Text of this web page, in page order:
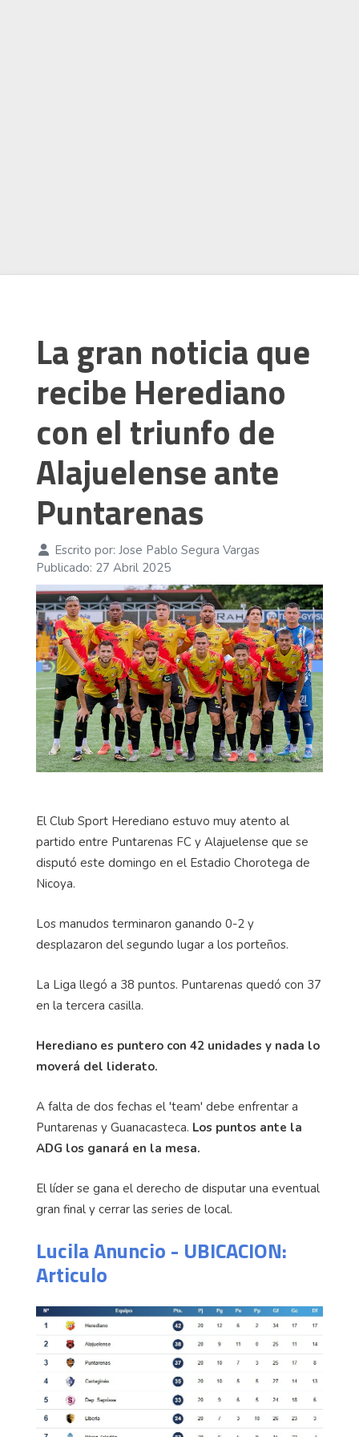
La gran noticia que
recibe Herediano
con el triunfo de
Alajuelense ante
Puntarenas
Escrito por: Jose Pablo Segura Vargas
Publicado: 27 Abril 2025
El Club Sport Herediano estuvo muy atento al
partido entre Puntarenas FC y Alajuelense que se
disputó este domingo en el Estadio Chorotega de
Nicoya.
Los manudos terminaron ganando 0-2 y
desplazaron del segundo lugar a los porteños.
La Liga llegó a 38 puntos. Puntarenas quedó con 37
en la tercera casilla.
Herediano es puntero con 42 unidades y nada lo
moverá del liderato.
A falta de dos fechas el 'team' debe enfrentar a
Puntarenas y Guanacasteca. Los puntos ante la
ADG los ganará en la mesa.
El líder se gana el derecho de disputar una eventual
gran final y cerrar las series de local.
Lucila Anuncio - UBICACION:
Articulo